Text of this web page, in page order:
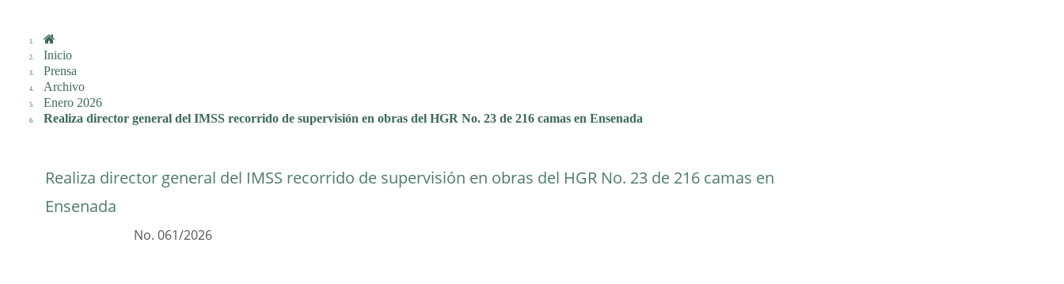
Inicio
Prensa
Archivo
Enero 2026
Realiza director general del IMSS recorrido de supervisión en obras del HGR No. 23 de 216 camas en Ensenada
Realiza director general del IMSS recorrido de supervisión en obras del HGR No. 23 de 216 camas en
Ensenada
No. 061/2026